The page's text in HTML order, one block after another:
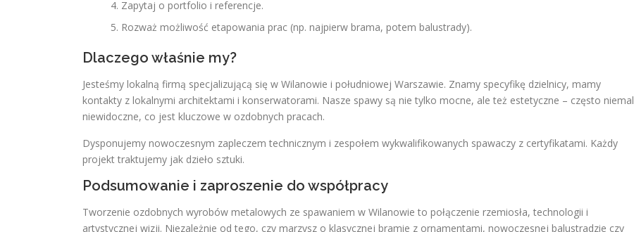
Zapytaj o portfolio i referencje.
Rozważ możliwość etapowania prac (np. najpierw brama, potem balustrady).
Dlaczego właśnie my?
Jesteśmy lokalną firmą specjalizującą się w Wilanowie i południowej Warszawie. Znamy specyfikę dzielnicy, mamy
kontakty z lokalnymi architektami i konserwatorami. Nasze spawy są nie tylko mocne, ale też estetyczne – często niemal
niewidoczne, co jest kluczowe w ozdobnych pracach.
Dysponujemy nowoczesnym zapleczem technicznym i zespołem wykwalifikowanych spawaczy z certyfikatami. Każdy
projekt traktujemy jak dzieło sztuki.
Podsumowanie i zaproszenie do współpracy
Tworzenie ozdobnych wyrobów metalowych ze spawaniem w Wilanowie to połączenie rzemiosła, technologii i
artystycznej wizji. Niezależnie od tego, czy marzysz o klasycznej bramie z ornamentami, nowoczesnej balustradzie czy